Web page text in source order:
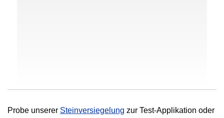
Probe unserer Steinversiegelung zur Test-Applikation oder